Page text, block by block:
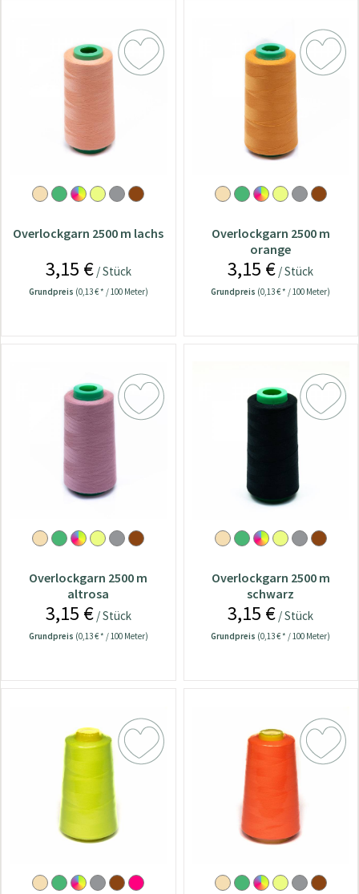
Overlockgarn 2500 m lachs
3,15 €/ Stück
Grundpreis (0,13 € * / 100 Meter)
Overlockgarn 2500 m
orange
3,15 € / Stück
Grundpreis (0,13 € * / 100 Meter)
Overlockgarn 2500 m
altrosa
3,15 €/ Stück
Grundpreis (0,13 € * / 100 Meter)
Overlockgarn 2500 m
schwarz
3,15 € / Stück
Grundpreis (0,13 € * / 100 Meter)